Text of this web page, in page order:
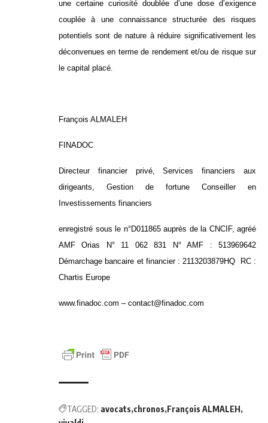
une certaine curiosité doublée d’une dose d’exigence
couplée à une connaissance structurée des risques
potentiels sont de nature à réduire significativement les
déconvenues en terme de rendement et/ou de risque sur
le capital placé.
François ALMALEH
FINADOC
Directeur financier privé, Services financiers aux
dirigeants, Gestion de fortune Conseiller en
Investissements financiers
enregistré sous le n°D011865 auprès de la CNCIF, agréé
AMF
Orias N° 11 062 831
N° AMF : 513969642
Démarchage bancaire et financier : 2113203879HQ
RC :
Chartis Europe
www.finadoc.com – contact@finadoc.com
TAGGED: avocats chronos François ALMALEH